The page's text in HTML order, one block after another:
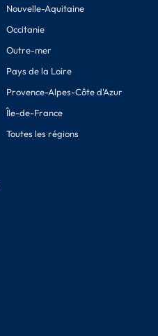
Nouvelle-Aquitaine
Occitanie
Outre-mer
Pays de la Loire
Provence-Alpes-Côte d'Azur
Île-de-France
Toutes les régions